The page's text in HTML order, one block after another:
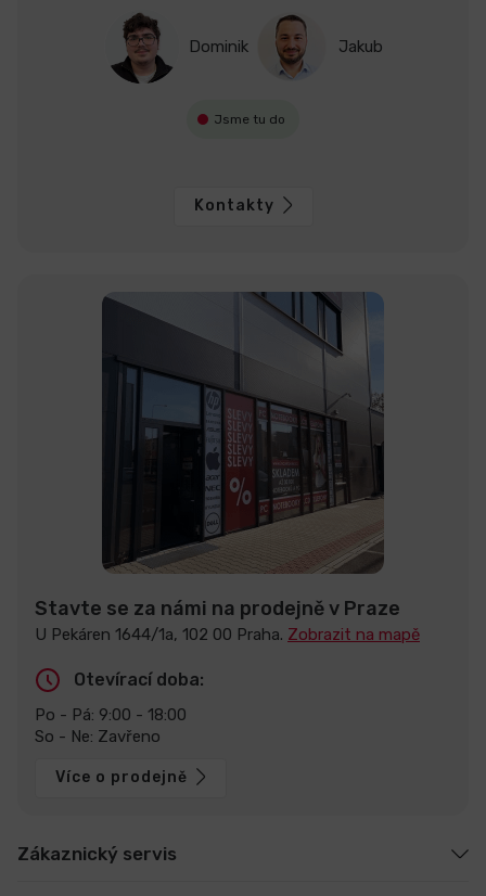
Dominik Jakub
Jsme tu do
Kontakty
Stavte se za námi na prodejně v Praze
U Pekáren 1644/1a, 102 00 Praha. Zobrazit na mapě
Otevírací doba:
Po - Pá: 9:00 - 18:00
So - Ne: Zavřeno
Více o prodejně
Zákaznický servis